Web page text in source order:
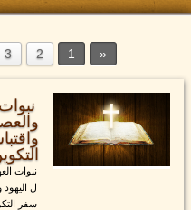
1
2
3
نبوات
ل اليهود
سفر